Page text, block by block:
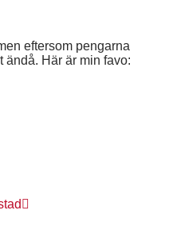
eftersom pengarna
ändå. Här är min favo: